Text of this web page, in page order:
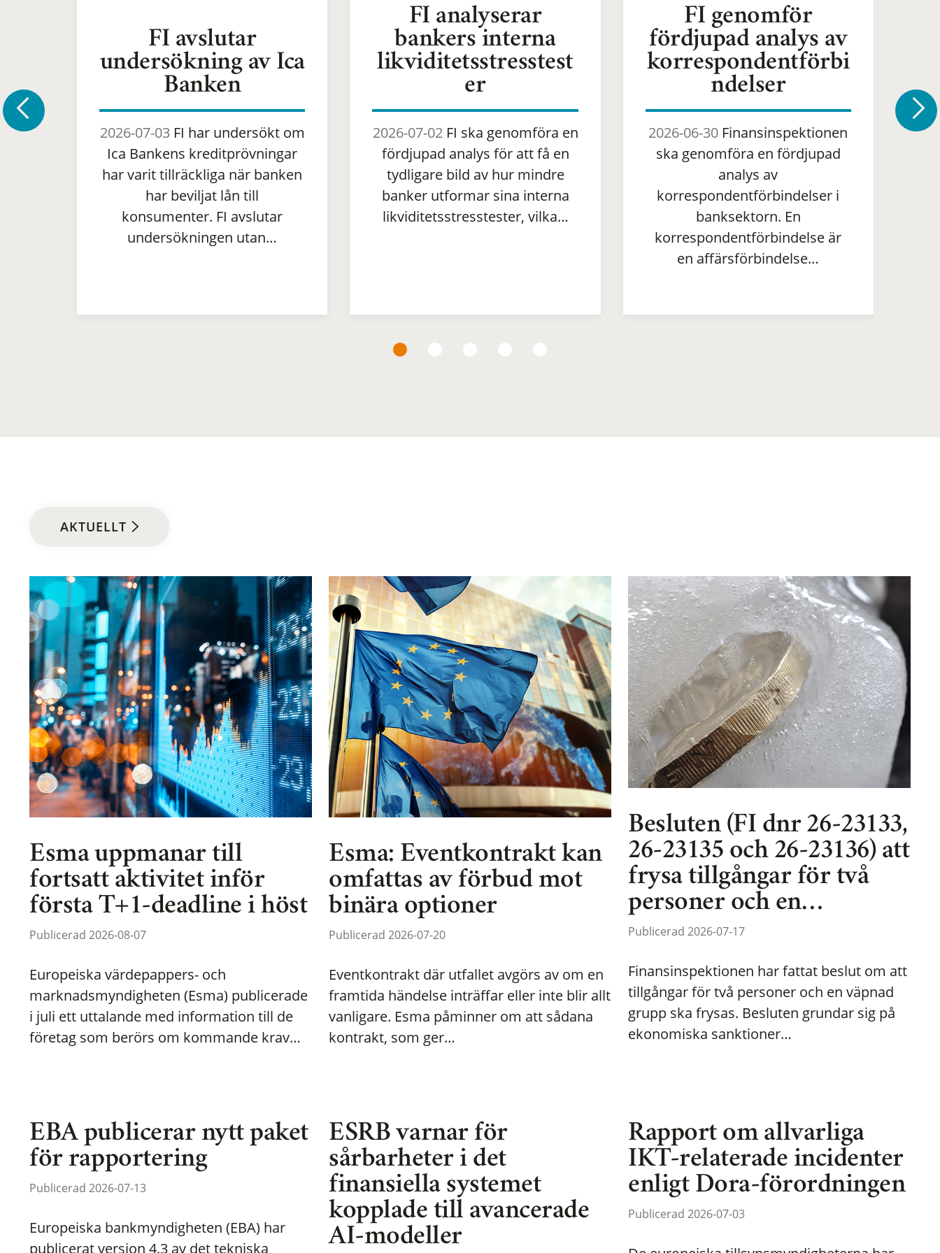
FI avslutar
undersökning av Ica
Banken
2026-07-03FI har undersökt om
Ica Bankens kreditprövningar
har varit tillräckliga när banken
har beviljat lån till
konsumenter. FI avslutar
undersökningen utan…
FI analyserar
bankers interna
likviditetsstresstest
er
2026-07-02FI ska genomföra en
fördjupad analys för att få en
tydligare bild av hur mindre
banker utformar sina interna
likviditetsstresstester, vilka…
FI genomför
fördjupad analys av
korrespondentförbi
ndelser
2026-06-30 Finansinspektionen
ska genomföra en fördjupad
analys av
korrespondentförbindelser i
banksektorn. En
korrespondentförbindelse är
en affärsförbindelse…
AKTUELLT
Esma uppmanar till
fortsatt aktivitet inför
första T+1-deadline i höst
Publicerad 2026-08-07
Europeiska värdepappers- och
marknadsmyndigheten (Esma) publicerade
i juli ett uttalande med information till de
företag som berörs om kommande krav…
Esma: Eventkontrakt kan
omfattas av förbud mot
binära optioner
Publicerad 2026-07-20
Eventkontrakt där utfallet avgörs av om en
framtida händelse inträffar eller inte blir allt
vanligare. Esma påminner om att sådana
kontrakt, som ger…
Besluten (FI dnr 26-23133,
26-23135 och 26-23136) att
frysa tillgångar för två
personer och en…
Publicerad 2026-07-17
Finansinspektionen har fattat beslut om att
tillgångar för två personer och en väpnad
grupp ska frysas. Besluten grundar sig på
ekonomiska sanktioner…
EBA publicerar nytt paket
för rapportering
Publicerad 2026-07-13
Europeiska bankmyndigheten (EBA) har
publicerat version 4.3 av det tekniska
ESRB varnar för
sårbarheter i det
finansiella systemet
kopplade till avancerade
AI-modeller
Rapport om allvarliga
IKT-relaterade incidenter
enligt Dora-förordningen
Publicerad 2026-07-03